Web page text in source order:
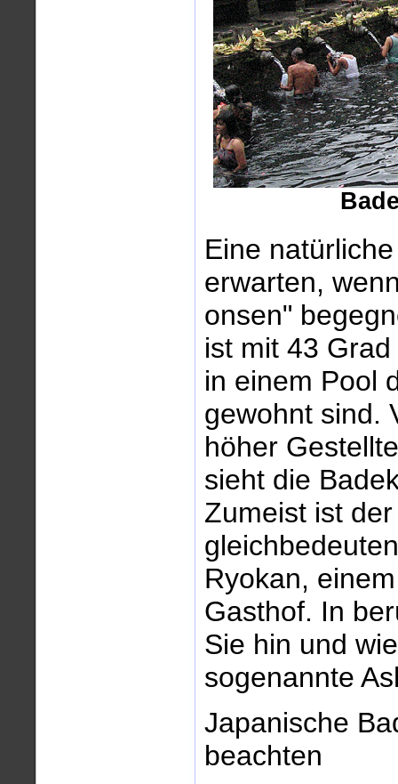
Eine
erwarten,
onsen"
ist mit 43
in einem Pool
gewohnt sind.
höher
sieht die
Zumeist ist
Ryokan,
Gasthof. In
Sie hin und
sogenannte
Japanische
beachten